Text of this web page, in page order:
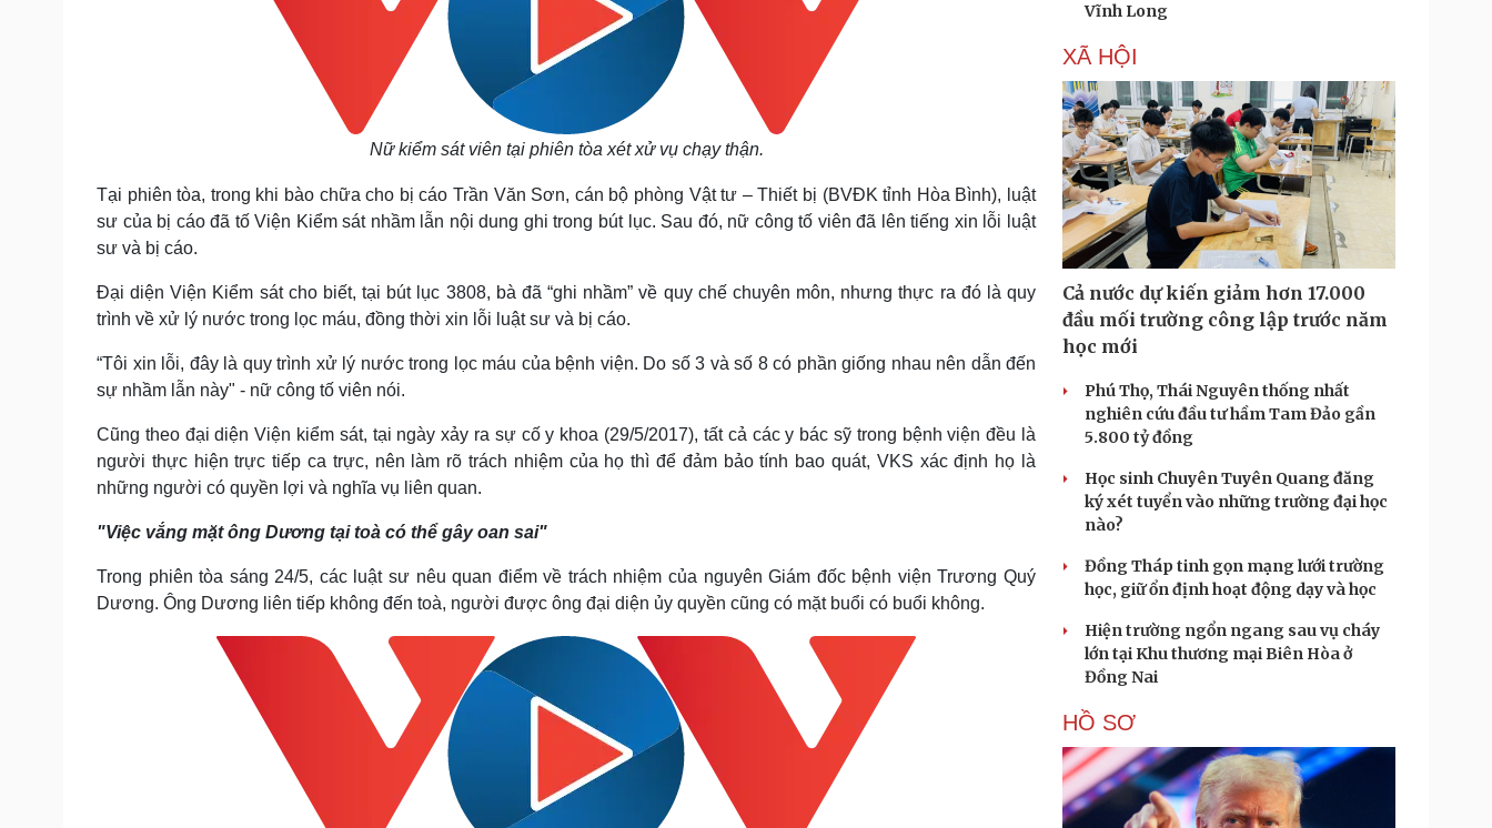
Nữ kiểm sát viên tại phiên tòa xét xử vụ chạy thận.
Tại phiên tòa, trong khi bào chữa cho bị cáo Trần Văn Sơn, cán bộ phòng Vật tư – Thiết bị (BVĐK tỉnh Hòa Bình), luật
sư của bị cáo đã tố Viện Kiểm sát nhầm lẫn nội dung ghi trong bút lục. Sau đó, nữ công tố viên đã lên tiếng xin lỗi luật
sư và bị cáo.
Đại diện Viện Kiểm sát cho biết, tại bút lục 3808, bà đã “ghi nhầm” về quy chế chuyên môn, nhưng thực ra đó là quy
trình về xử lý nước trong lọc máu, đồng thời xin lỗi luật sư và bị cáo.
“Tôi xin lỗi, đây là quy trình xử lý nước trong lọc máu của bệnh viện. Do số 3 và số 8 có phần giống nhau nên dẫn đến
sự nhầm lẫn này" - nữ công tố viên nói.
Cũng theo đại diện Viện kiểm sát, tại ngày xảy ra sự cố y khoa (29/5/2017), tất cả các y bác sỹ trong bệnh viện đều là
người thực hiện trực tiếp ca trực, nên làm rõ trách nhiệm của họ thì để đảm bảo tính bao quát, VKS xác định họ là
những người có quyền lợi và nghĩa vụ liên quan.
"Việc vắng mặt ông Dương tại toà có thể gây oan sai"
Trong phiên tòa sáng 24/5, các luật sư nêu quan điểm về trách nhiệm của nguyên Giám đốc bệnh viện Trương Quý
Dương. Ông Dương liên tiếp không đến toà, người được ông đại diện ủy quyền cũng có mặt buổi có buổi không.
Vĩnh Long
XÃ HỘI
Cả nước dự kiến giảm hơn 17.000
đầu mối trường công lập trước năm
học mới
Phú Thọ, Thái Nguyên thống nhất
nghiên cứu đầu tư hầm Tam Đảo gần
5.800 tỷ đồng
Học sinh Chuyên Tuyên Quang đăng
ký xét tuyển vào những trường đại học
nào?
Đồng Tháp tinh gọn mạng lưới trường
học, giữ ổn định hoạt động dạy và học
Hiện trường ngổn ngang sau vụ cháy
lớn tại Khu thương mại Biên Hòa ở
Đồng Nai
HỒ SƠ